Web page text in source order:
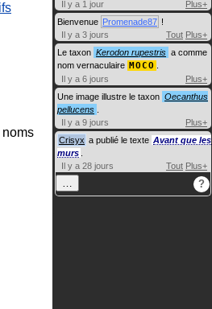
Il y a 1 jour
Plus+
Bienvenue Promenade87 !
Il y a 3 jours
Tout Plus+
Le taxon Kerodon rupestris a comme
nom vernaculaire MOCO
Il y a 6 jours
Plus+
Une image illustre le taxon Oecanthus
pellucens
Il y a 9 jours
Plus+
Crisyx a publié le texte Avant que les
murs
Il y a 28 jours
Tout Plus+
… ?